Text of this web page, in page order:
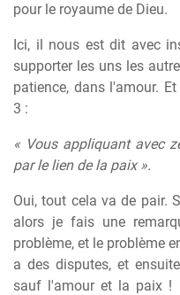
pour le royaume de Dieu.
Ici, il nous est dit avec
supporter les uns les
patience, dans l'amour.
3 :
« Vous appliquant avec
par le lien de la paix ».
Oui, tout cela va de pair.
alors je fais une
problème, et le problème
a des disputes, et
sauf l'amour et la paix !